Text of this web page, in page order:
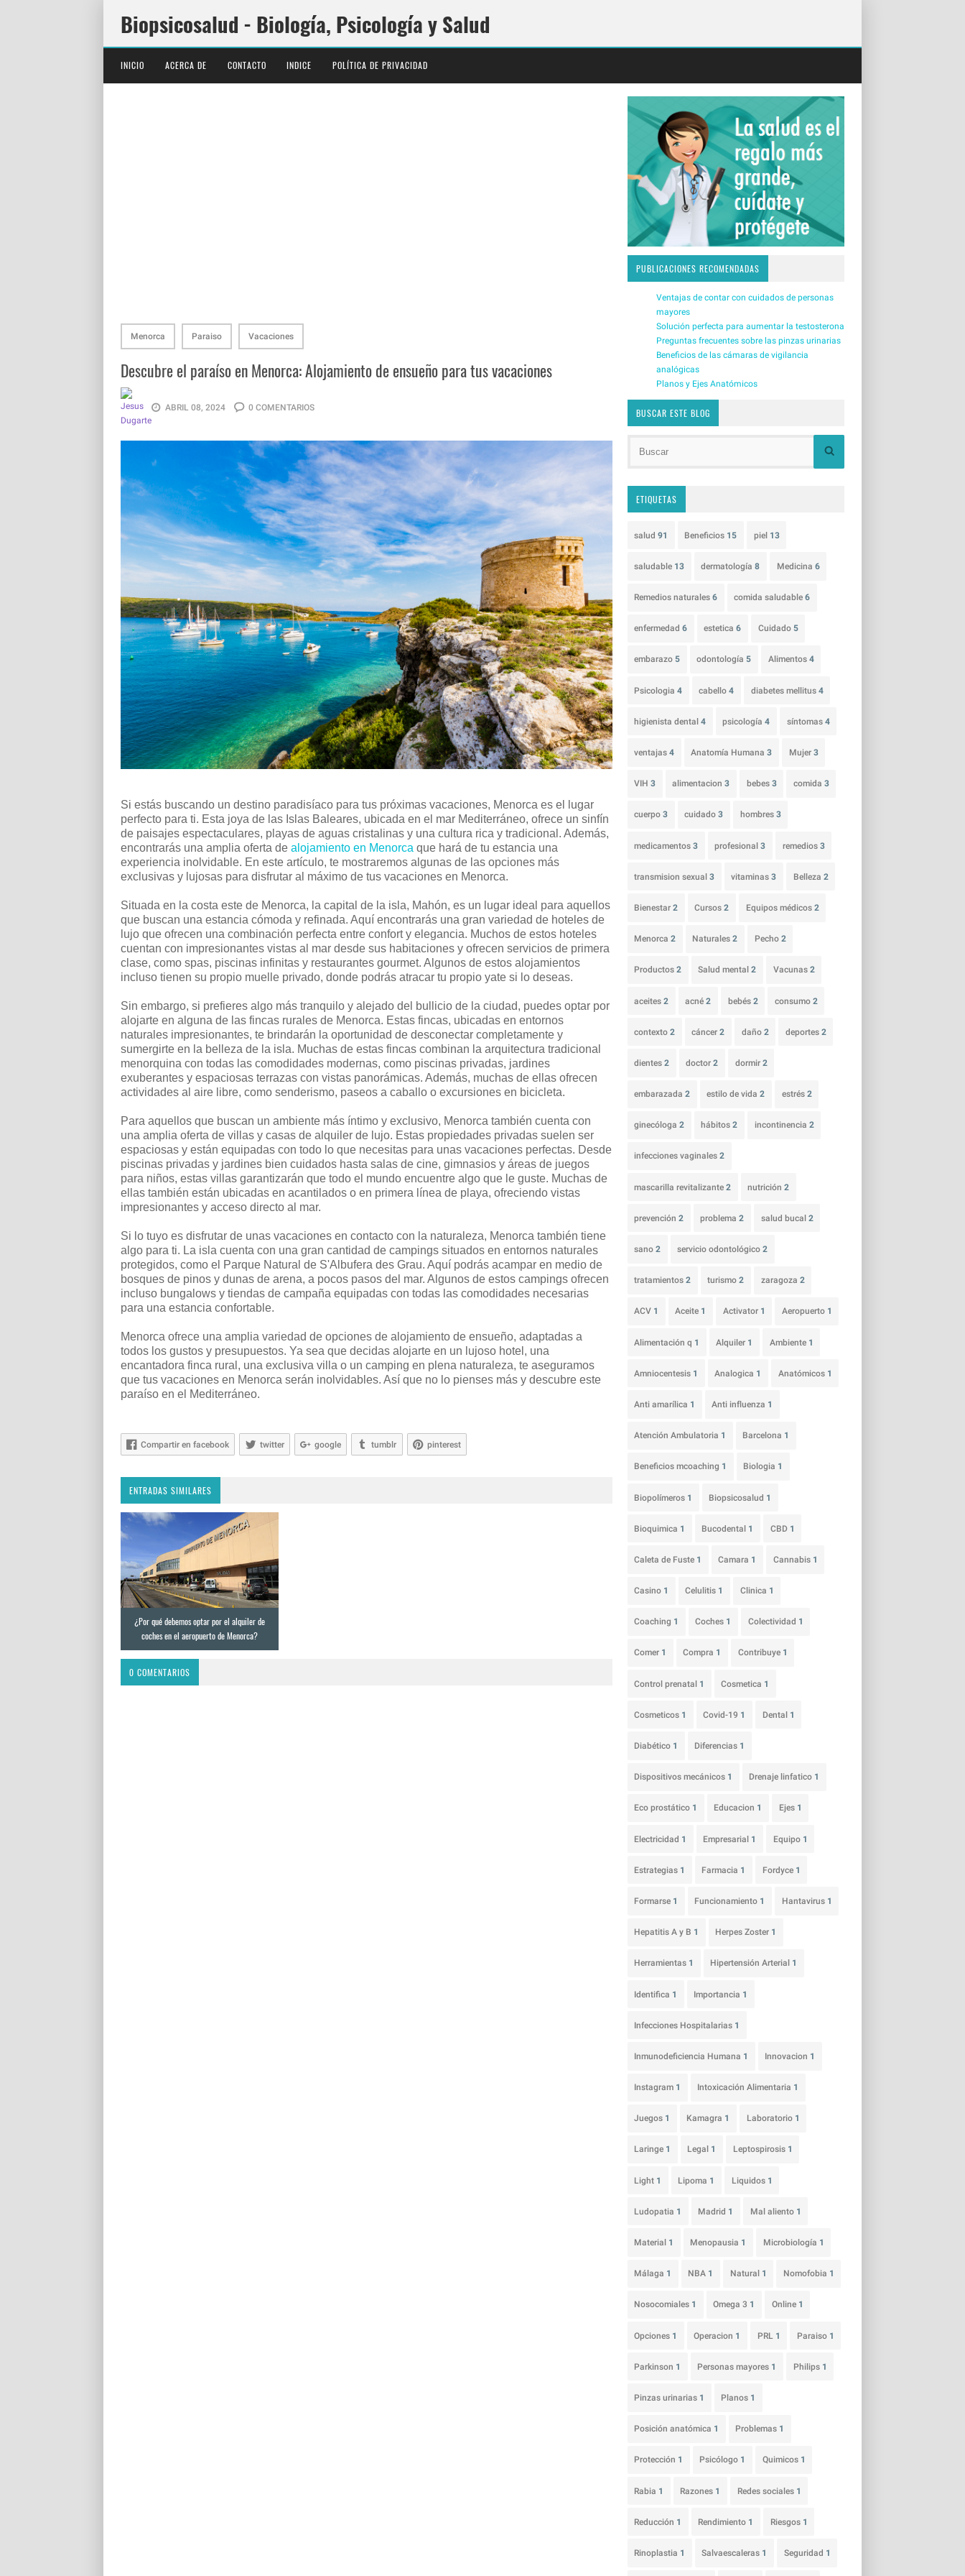
Biopsicosalud - Biología, Psicología y Salud
INICIO ACERCA DE CONTACTO INDICE POLÍTICA DE PRIVACIDAD
Menorca Paraiso Vacaciones
Descubre el paraíso en Menorca: Alojamiento de ensueño para tus vacaciones
ABRIL 08, 2024 0 COMENTARIOS
Si estás buscando un destino paradisíaco para tus próximas vacaciones, Menorca es el lugar
perfecto para ti. Esta joya de las Islas Baleares, ubicada en el mar Mediterráneo, ofrece un sinfín
de paisajes espectaculares, playas de aguas cristalinas y una cultura rica y tradicional. Además,
encontrarás una amplia oferta de alojamiento en Menorca que hará de tu estancia una
experiencia inolvidable. En este artículo, te mostraremos algunas de las opciones más
exclusivas y lujosas para disfrutar al máximo de tus vacaciones en Menorca.
Situada en la costa este de Menorca, la capital de la isla, Mahón, es un lugar ideal para aquellos
que buscan una estancia cómoda y refinada. Aquí encontrarás una gran variedad de hoteles de
lujo que ofrecen una combinación perfecta entre confort y elegancia. Muchos de estos hoteles
cuentan con impresionantes vistas al mar desde sus habitaciones y ofrecen servicios de primera
clase, como spas, piscinas infinitas y restaurantes gourmet. Algunos de estos alojamientos
incluso tienen su propio muelle privado, donde podrás atracar tu propio yate si lo deseas.
Sin embargo, si prefieres algo más tranquilo y alejado del bullicio de la ciudad, puedes optar por
alojarte en alguna de las fincas rurales de Menorca. Estas fincas, ubicadas en entornos
naturales impresionantes, te brindarán la oportunidad de desconectar completamente y
sumergirte en la belleza de la isla. Muchas de estas fincas combinan la arquitectura tradicional
menorquina con todas las comodidades modernas, como piscinas privadas, jardines
exuberantes y espaciosas terrazas con vistas panorámicas. Además, muchas de ellas ofrecen
actividades al aire libre, como senderismo, paseos a caballo o excursiones en bicicleta.
Para aquellos que buscan un ambiente más íntimo y exclusivo, Menorca también cuenta con
una amplia oferta de villas y casas de alquiler de lujo. Estas propiedades privadas suelen ser
espaciosas y están equipadas con todo lo que necesitas para unas vacaciones perfectas. Desde
piscinas privadas y jardines bien cuidados hasta salas de cine, gimnasios y áreas de juegos
para niños, estas villas garantizarán que todo el mundo encuentre algo que le guste. Muchas de
ellas también están ubicadas en acantilados o en primera línea de playa, ofreciendo vistas
impresionantes y acceso directo al mar.
Si lo tuyo es disfrutar de unas vacaciones en contacto con la naturaleza, Menorca también tiene
algo para ti. La isla cuenta con una gran cantidad de campings situados en entornos naturales
protegidos, como el Parque Natural de S'Albufera des Grau. Aquí podrás acampar en medio de
bosques de pinos y dunas de arena, a pocos pasos del mar. Algunos de estos campings ofrecen
incluso bungalows y tiendas de campaña equipadas con todas las comodidades necesarias
para una estancia confortable.
Menorca ofrece una amplia variedad de opciones de alojamiento de ensueño, adaptadas a
todos los gustos y presupuestos. Ya sea que decidas alojarte en un lujoso hotel, una
encantadora finca rural, una exclusiva villa o un camping en plena naturaleza, te aseguramos
que tus vacaciones en Menorca serán inolvidables. Así que no lo pienses más y descubre este
paraíso en el Mediterráneo.
Compartir en facebook twitter google tumblr pinterest
ENTRADAS SIMILARES
¿Por qué debemos optar por el alquiler de
coches en el aeropuerto de Menorca?
0 COMENTARIOS
PUBLICACIONES RECOMENDADAS
Ventajas de contar con cuidados de personas
mayores
Solución perfecta para aumentar la testosterona
Preguntas frecuentes sobre las pinzas urinarias
Beneficios de las cámaras de vigilancia
analógicas
Planos y Ejes Anatómicos
BUSCAR ESTE BLOG
ETIQUETAS
salud91 Beneficios 15 piel 13
saludable 13 dermatología8 Medicina 6
Remedios naturales6 comida saludable6
enfermedad6 estetica6 Cuidado 5
embarazo 5 odontología 5 Alimentos 4
Psicologia4 cabello4 diabetes mellitus 4
higienista dental4 psicología4 síntomas 4
ventajas4 Anatomía Humana3 Mujer 3
VIH3 alimentacion3 bebes 3 comida 3
cuerpo3 cuidado3 hombres 3
medicamentos3 profesional3 remedios 3
transmision sexual3 vitaminas3 Belleza 2
Bienestar2 Cursos2 Equipos médicos 2
Menorca2 Naturales2 Pecho 2
Productos2 Salud mental2 Vacunas 2
aceites2 acné2 bebés 2 consumo 2
contexto2 cáncer2 daño 2 deportes 2
dientes2 doctor2 dormir 2
embarazada2 estilo de vida2 estrés 2
ginecóloga2 hábitos2 incontinencia 2
infecciones vaginales2
mascarilla revitalizante2 nutrición2
prevención2 problema2 salud bucal 2
sano2 servicio odontológico2
tratamientos2 turismo2 zaragoza 2
ACV 1 Aceite 1 Activator 1 Aeropuerto 1
Alimentación q 1 Alquiler 1 Ambiente 1
Amniocentesis 1 Analogica 1 Anatómicos 1
Anti amarílica 1 Anti influenza 1
Atención Ambulatoria 1 Barcelona 1
Beneficios mcoaching 1 Biologia 1
Biopolímeros 1 Biopsicosalud 1
Bioquimica 1 Bucodental 1 CBD 1
Caleta de Fuste 1 Camara 1 Cannabis 1
Casino 1 Celulitis 1 Clinica 1
Coaching 1 Coches 1 Colectividad 1
Comer 1 Compra 1 Contribuye 1
Control prenatal 1 Cosmetica 1
Cosmeticos 1 Covid-19 1 Dental 1
Diabético 1 Diferencias 1
Dispositivos mecánicos 1 Drenaje linfatico 1
Eco prostático 1 Educacion 1 Ejes 1
Electricidad 1 Empresarial 1 Equipo 1
Estrategias 1 Farmacia 1 Fordyce 1
Formarse 1 Funcionamiento 1 Hantavirus 1
Hepatitis A y B 1 Herpes Zoster 1
Herramientas 1 Hipertensión Arterial 1
Identifica 1 Importancia 1
Infecciones Hospitalarias 1
Inmunodeficiencia Humana 1 Innovacion 1
Instagram 1 Intoxicación Alimentaria 1
Juegos 1 Kamagra 1 Laboratorio 1
Laringe 1 Legal 1 Leptospirosis 1
Light 1 Lipoma 1 Liquidos 1
Ludopatia 1 Madrid 1 Mal aliento 1
Material 1 Menopausia 1 Microbiología 1
Málaga 1 NBA 1 Natural 1 Nomofobia 1
Nosocomiales 1 Omega 3 1 Online 1
Opciones 1 Operacion 1 PRL 1 Paraiso 1
Parkinson 1 Personas mayores 1 Philips 1
Pinzas urinarias 1 Planos 1
Posición anatómica 1 Problemas 1
Protección 1 Psicólogo 1 Quimicos 1
Rabia 1 Razones 1 Redes sociales 1
Reducción 1 Rendimiento 1 Riesgos 1
Rinoplastia 1 Salvaescaleras 1 Seguridad 1